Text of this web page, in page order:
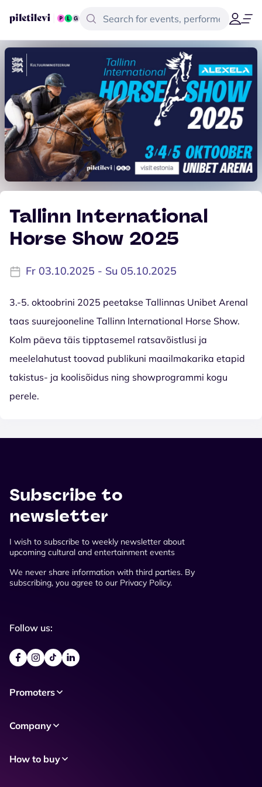
Tallinn International
Horse Show 2025
Fr 03.10.2025 - Su 05.10.2025
3.-5. oktoobrini 2025 peetakse Tallinnas Unibet Arenal
taas suurejooneline Tallinn International Horse Show.
Kolm päeva täis tipptasemel ratsavõistlusi ja
meelelahutust toovad publikuni maailmakarika etapid
takistus- ja koolisõidus ning showprogrammi kogu
perele.
Subscribe to
newsletter
I wish to subscribe to weekly newsletter about
upcoming cultural and entertainment events
We never share information with third parties. By
subscribing, you agree to our Privacy Policy.
Follow us:
Promoters
Company
How to buy